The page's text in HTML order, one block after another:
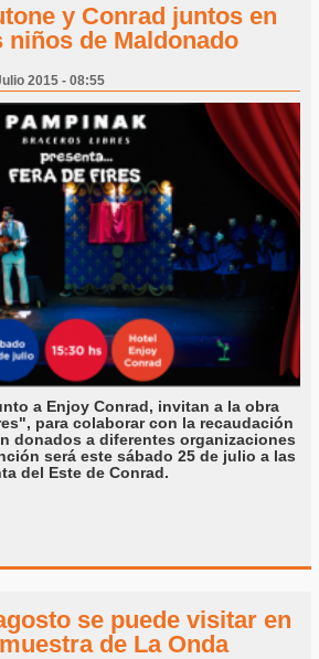
y Conrad juntos en
niños de Maldonado
2015 - 08:55
a Enjoy Conrad, invitan a la obra
para colaborar con la recaudación
donados a diferentes organizaciones
será este sábado 25 de julio a las
del Este de Conrad.
se puede visitar en
de La Onda